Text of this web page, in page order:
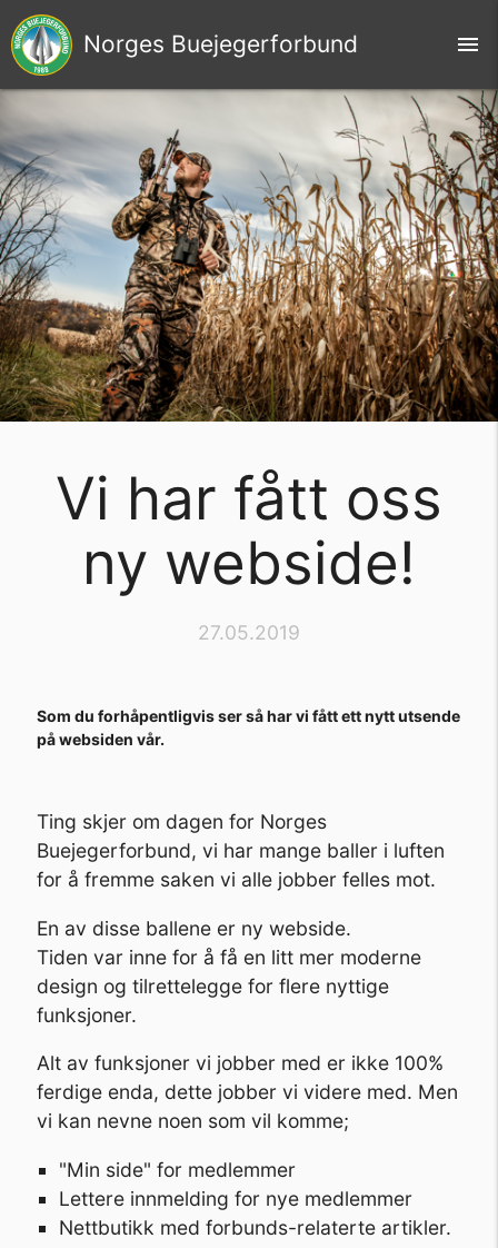
Norges Buejegerforbund menu
Vi har fått oss
ny webside!
27.05.2019
Som du forhåpentligvis ser så har vi fått ett nytt utsende
på websiden vår.
Ting skjer om dagen for Norges
Buejegerforbund, vi har mange baller i luften
for å fremme saken vi alle jobber felles mot.
En av disse ballene er ny webside.
Tiden var inne for å få en litt mer moderne
design og tilrettelegge for flere nyttige
funksjoner.
Alt av funksjoner vi jobber med er ikke 100%
ferdige enda, dette jobber vi videre med. Men
vi kan nevne noen som vil komme;
"Min side" for medlemmer
Lettere innmelding for nye medlemmer
Nettbutikk med forbunds-relaterte artikler.